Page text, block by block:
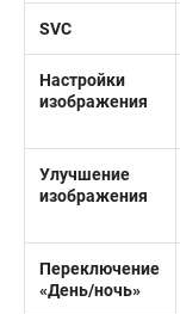
SVC
Настройки
изображения
Улучшение
изображения
Переключение
«День/ночь»